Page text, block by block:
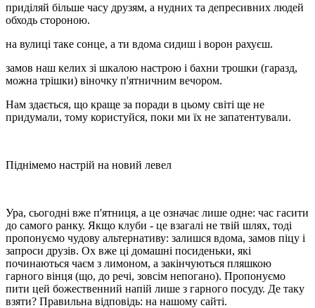
приділяй більше часу друзям, а нудних та депресивних людей
обходь стороною.
на вулиці таке сонце, а ти вдома сидиш і ворон рахуєш.
замов наш келих зі шкалою настрою і бахни трошки (гаразд,
можна трішки) віночку п'ятничним вечором.
Нам здається, що краще за поради в цьому світі ще не
придумали, тому користуйся, поки ми їх не запатентували.
Піднімемо настрій на новий левел
Ура, сьогодні вже п'ятниця, а це означає лише одне: час гасити
до самого ранку. Якщо клуби - це взагалі не твій шлях, тоді
пропонуємо чудову альтернативу: залишся вдома, замов піцу і
запроси друзів. Ох вже ці домашні посиденьки, які
починаються чаєм з лимоном, а закінчуються пляшкою
гарного вінця (що, до речі, зовсім непогано). Пропонуємо
пити цей божественний напій лише з гарного посуду. Де таку
взяти? Правильна відповідь: на нашому сайті.